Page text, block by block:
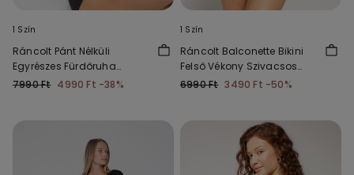
1 Szín
Ráncolt Pánt Nélküli
Egyrészes Fürdőruha
Újrahasznosított
7990 Ft 4990 Ft -38%
1 Szín
Ráncolt Balconette Bikini
Felső Vékony Szivacsos
Kosárral Újrahasznosított
6990 Ft 3490 Ft -50%